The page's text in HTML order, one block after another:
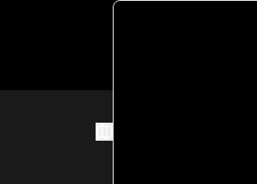
e Spiagge
nach den schönsten und am